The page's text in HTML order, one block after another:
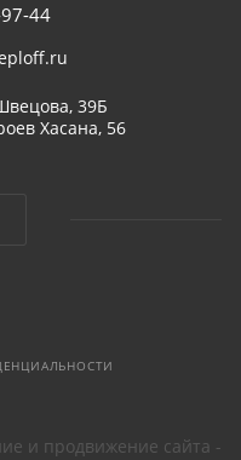
44
39Б
Хасана, 56
и продвижение сайта -